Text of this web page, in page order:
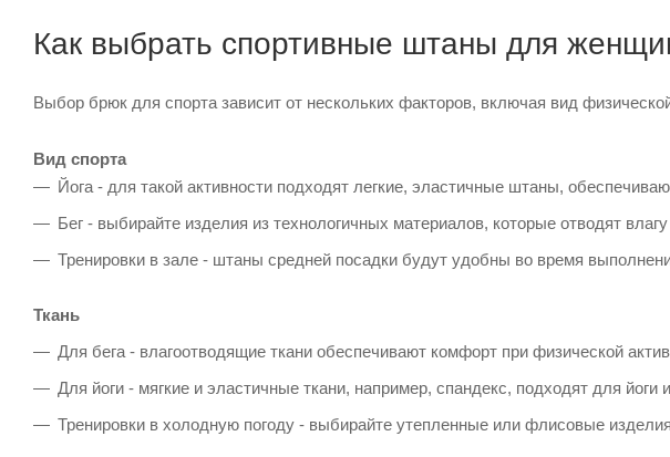
Как выбрать спортивные штаны для
Выбор брюк для спорта зависит от нескольких факторов, включая вид
Вид спорта
Йога - для такой активности подходят легкие, эластичные штаны,
Бег - выбирайте изделия из технологичных материалов, которые отводят
Тренировки в зале - штаны средней посадки будут удобны во время
Ткань
Для бега - влагоотводящие ткани обеспечивают комфорт при физической
Для йоги - мягкие и эластичные ткани, например, спандекс, подходят для йоги
Тренировки в холодную погоду - выбирайте утепленные или флисовые